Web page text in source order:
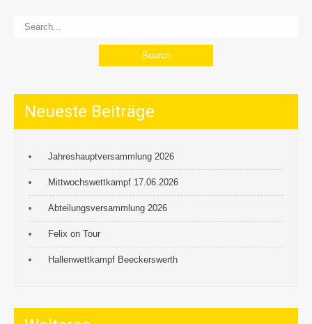
Neueste Beiträge
Jahreshauptversammlung 2026
Mittwochswettkampf 17.06.2026
Abteilungsversammlung 2026
Felix on Tour
Hallenwettkampf Beeckerswerth